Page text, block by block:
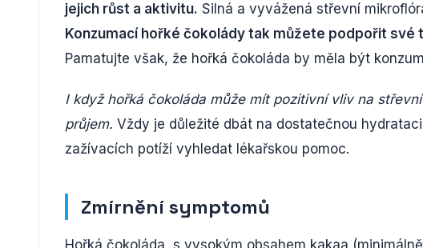
jejich růst a aktivitu. Silná a vyvážená střevní
Konzumací hořké čokolády tak můžete podpořit
Pamatujte však, že hořká čokoláda by měla být
I když hořká čokoláda může mít pozitivní vliv na
průjem. Vždy je důležité dbát na dostatečnou
zažívacích potíží vyhledat lékařskou pomoc.
Zmírnění symptomů
Hořká čokoláda, s vysokým obsahem kakaa